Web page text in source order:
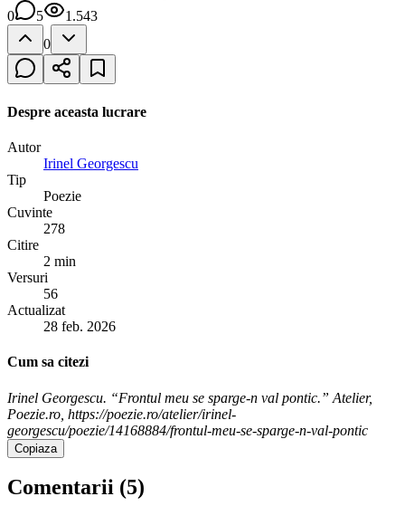
0
5
1.543
0
Despre aceasta lucrare
Autor
Irinel Georgescu
Tip
Poezie
Cuvinte
278
Citire
2 min
Versuri
56
Actualizat
28 feb. 2026
Cum sa citezi
Irinel Georgescu. “Frontul meu se sparge-n val pontic.” Atelier,
Poezie.ro, https://poezie.ro/atelier/irinel-
georgescu/poezie/14168884/frontul-meu-se-sparge-n-val-pontic
Copiaza
Comentarii (5)